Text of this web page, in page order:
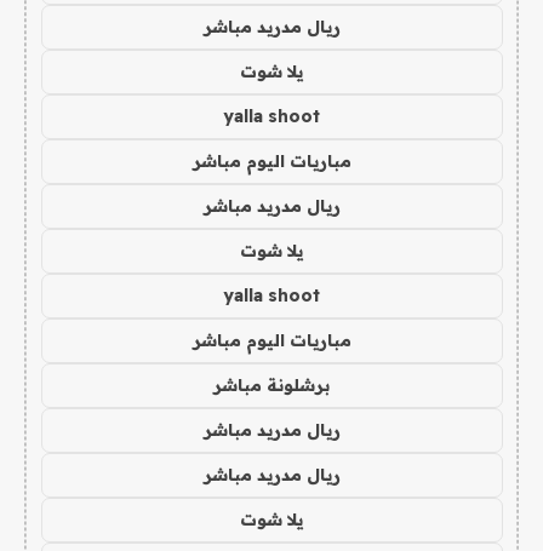
ريال مدريد مباشر
يلا شوت
yalla shoot
مباريات اليوم مباشر
ريال مدريد مباشر
يلا شوت
yalla shoot
مباريات اليوم مباشر
برشلونة مباشر
ريال مدريد مباشر
ريال مدريد مباشر
يلا شوت